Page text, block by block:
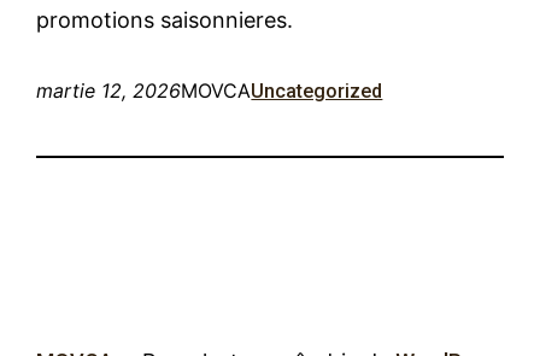
promotions saisonnieres.
martie 12, 2026MOVCAUncategorized